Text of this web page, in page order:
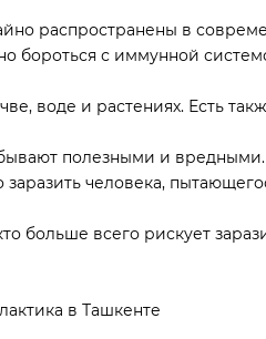
распространены в
бороться с иммунной
воде и растениях. Есть
полезными и вредными.
человека,
больше всего рискует
в Ташкенте